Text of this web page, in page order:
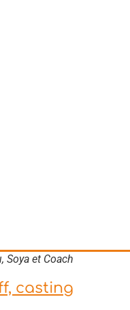
Soya et Coach
casting